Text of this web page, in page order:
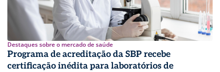
Destaques sobre o mercado de saúde
Programa de acreditação da SBP recebe
certificação inédita para laboratórios de